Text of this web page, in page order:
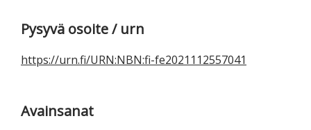
Ensisijainen
sivupalkki
Pysyvä osoite / urn
https://urn.fi/URN:NBN:fi-fe2021112557041
Avainsanat